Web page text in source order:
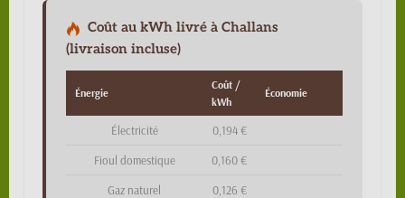
Coût au kWh livré à Challans
(livraison incluse)
Énergie
Coût /
kWh
Économie
Électricité 0,194 €
Fioul domestique 0,160 €
Gaz naturel 0,126 €